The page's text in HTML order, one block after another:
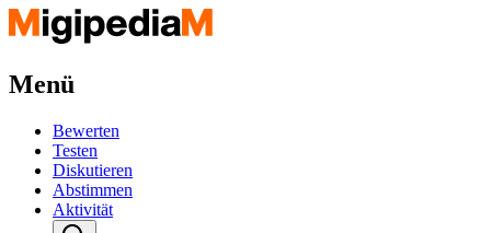
Menü
Bewerten
Testen
Diskutieren
Abstimmen
Aktivität